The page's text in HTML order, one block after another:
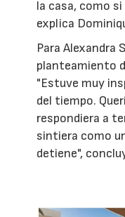
la casa, como
explica
Para Alexandra
planteamiento
"Estuve muy
del tiempo.
respondiera a
sintiera como
detiene",